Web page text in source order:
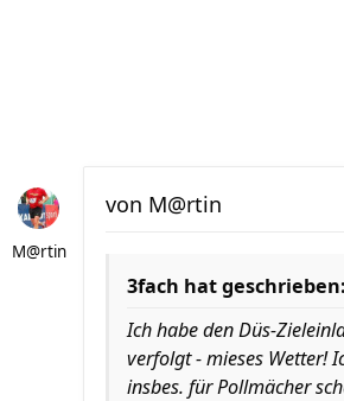
M@rtin
von M@rtin
3fach hat geschrieben:
Ich habe den Düs-
verfolgt - mieses Wetter!
insbes. für Pollmächer